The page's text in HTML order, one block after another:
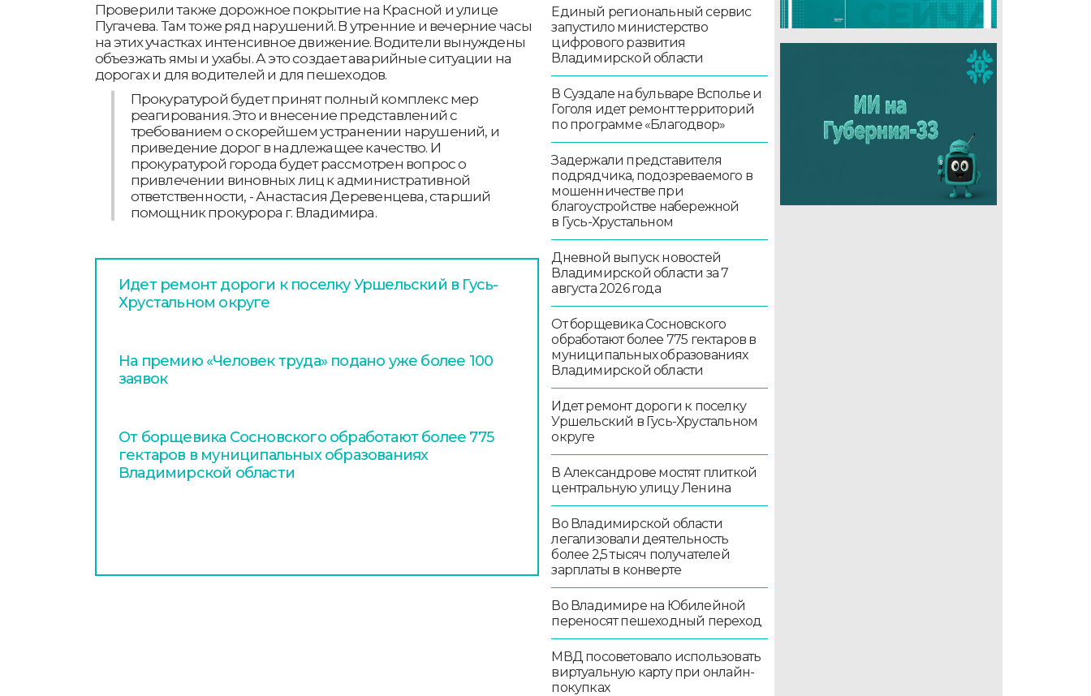
Проверили также дорожное покрытие на Красной и улице
Пугачева. Там тоже ряд нарушений. В утренние и вечерние часы
на этих участках интенсивное движение. Водители вынуждены
объезжать ямы и ухабы. А это создает аварийные ситуации на
дорогах и для водителей и для пешеходов.
Прокуратурой будет принят полный комплекс мер
реагирования. Это и внесение представлений с
требованием о скорейшем устранении нарушений, и
приведение дорог в надлежащее качество. И
прокуратурой города будет рассмотрен вопрос о
привлечении виновных лиц к административной
ответственности, - Анастасия Деревенцева, старший
помощник прокурора г. Владимира.
Идет ремонт дороги к поселку Уршельский в Гусь-
Хрустальном округе
На премию «Человек труда» подано уже более 100
заявок
От борщевика Сосновского обработают более 775
гектаров в муниципальных образованиях
Владимирской области
Единый региональный сервис
запустило министерство
цифрового развития
Владимирской области
В Суздале на бульваре Всполье и
Гоголя идет ремонт территорий
по программе «Благодвор»
Задержали представителя
подрядчика, подозреваемого в
мошенничестве при
благоустройстве набережной
в Гусь-Хрустальном
Дневной выпуск новостей
Владимирской области за 7
августа 2026 года
От борщевика Сосновского
обработают более 775 гектаров в
муниципальных образованиях
Владимирской области
Идет ремонт дороги к поселку
Уршельский в Гусь-Хрустальном
округе
В Александрове мостят плиткой
центральную улицу Ленина
Во Владимирской области
легализовали деятельность
более 2,5 тысяч получателей
зарплаты в конверте
Во Владимире на Юбилейной
переносят пешеходный переход
МВД посоветовало использовать
виртуальную карту при онлайн-
покупках